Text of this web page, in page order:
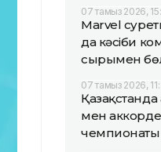
07 тамыз 2026,
Marvel
да кәсіби
сырымен
07 тамыз 2026,
мен
чемпионаты